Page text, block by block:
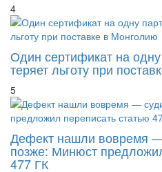
4
Один сертификат на
теряет льготу при
5
Дефект нашли вовремя
позже: Минюст
477 ГК